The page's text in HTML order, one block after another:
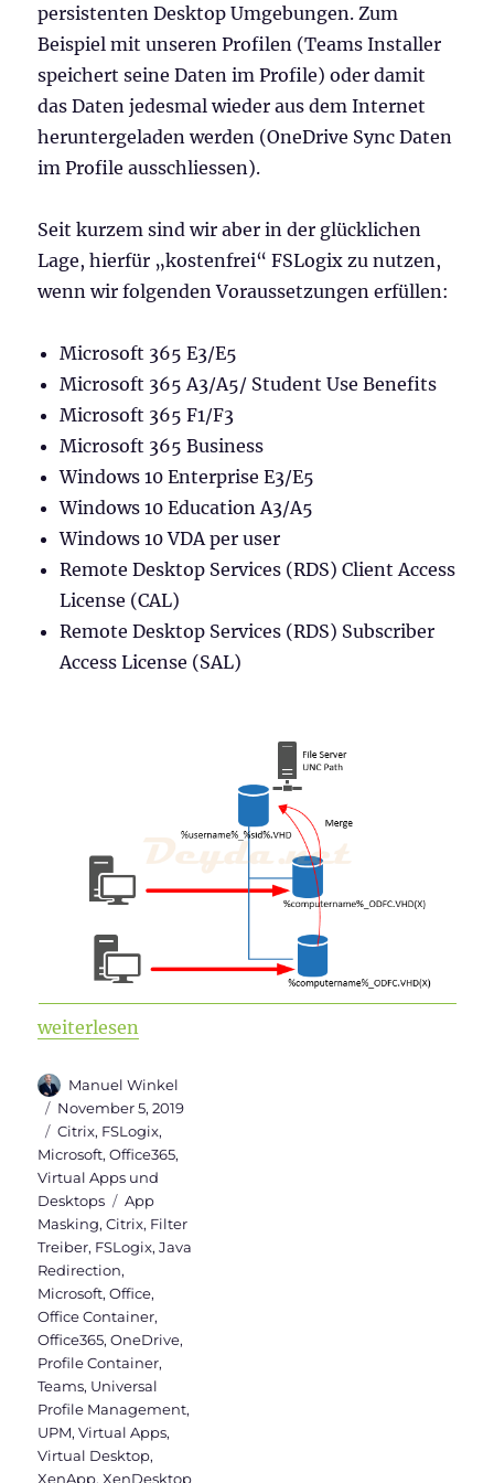
persistenten Desktop Umgebungen. Zum
Beispiel mit unseren Profilen (Teams Installer
speichert seine Daten im Profile) oder damit
das Daten jedesmal wieder aus dem Internet
heruntergeladen werden (OneDrive Sync Daten
im Profile ausschliessen).
Seit kurzem sind wir aber in der glücklichen
Lage, hierfür „kostenfrei“ FSLogix zu nutzen,
wenn wir folgenden Voraussetzungen erfüllen:
Microsoft 365 E3/E5
Microsoft 365 A3/A5/ Student Use Benefits
Microsoft 365 F1/F3
Microsoft 365 Business
Windows 10 Enterprise E3/E5
Windows 10 Education A3/A5
Windows 10 VDA per user
Remote Desktop Services (RDS) Client Access
License (CAL)
Remote Desktop Services (RDS) Subscriber
Access License (SAL)
„FSLogix Container (Office/Profile) in Citrix
weiterlesen
Autor
Manuel Winkel
Veröffentlicht
am
November 5, 2019
Kategorien
Citrix, FSLogix,
Microsoft,Office365,
Virtual Apps und
Desktops
Schlagwörter
App
Masking,Citrix, Filter
Treiber, FSLogix,Java
Redirection,
Microsoft,Office,
Office Container,
Office365,OneDrive,
Profile Container,
Teams, Universal
Profile Management,
UPM,Virtual Apps,
Virtual Desktop,
XenApp,XenDesktop